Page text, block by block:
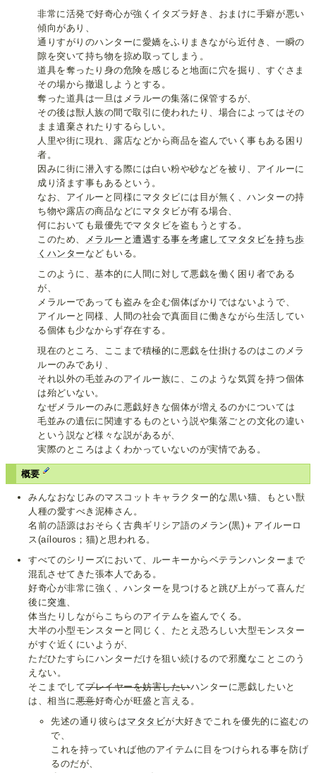
非常に活発で好奇心が強くイタズラ好き、おまけに手癖が悪い
傾向があり、
通りすがりのハンターに愛嬌をふりまきながら近付き、一瞬の
隙を突いて持ち物を掠め取ってしまう。
道具を奪ったり身の危険を感じると地面に穴を掘り、すぐさま
その場から撤退しようとする。
奪った道具は一旦はメラルーの集落に保管するが、
その後は獣人族の間で取引に使われたり、場合によってはその
まま遺棄されたりするらしい。
人里や街に現れ、露店などから商品を盗んでいく事もある困り
者。
因みに街に潜入する際には白い粉や砂などを被り、アイルーに
成り済ます事もあるという。
なお、アイルーと同様にマタタビには目が無く、ハンターの持
ち物や露店の商品などにマタタビが有る場合、
何においても最優先でマタタビを盗もうとする。
このため、
メラルーと遭遇する事を考慮してマタタビを持ち歩
くハンター などもいる。
このように、基本的に人間に対して悪戯を働く困り者である
が、
メラルーであっても盗みを企む個体ばかりではないようで、
アイルーと同様、人間の社会で真面目に働きながら生活してい
る個体も少なからず存在する。
現在のところ、ここまで積極的に悪戯を仕掛けるのはこのメラ
ルーのみであり、
それ以外の毛並みのアイルー族に、このような気質を持つ個体
は殆どいない。
なぜメラルーのみに悪戯好きな個体が増えるのかについては
毛並みの遺伝に関連するものという説や集落ごとの文化の違い
という説など様々な説があるが、
実際のところはよくわかっていないのが実情である。
概要
みんなおなじみのマスコットキャラクター的な黒い猫、もとい獣
人種の愛すべき泥棒さん。
名前の語源はおそらく古典ギリシア語のメラン(黒)＋アイルーロ
ス(aílouros；猫)と思われる。
すべてのシリーズにおいて、ルーキーからベテランハンターまで
混乱させてきた張本人である。
好奇心が非常に強く、ハンターを見つけると跳び上がって喜んだ
後に 突進
体当たりしながらこちらのアイテムを盗んでくる。
大半の小型モンスターと同じく、たとえ恐ろしい大型モンスター
がすぐ近くにいようが、
ただひたすらにハンターだけを狙い続けるので邪魔なことこのう
えない。
そこまでしてプレイヤーを妨害したいハンターに悪戯したいと
は、相当に悪意好奇心が旺盛と言える。
先述の通り彼らはマタタビが大好きでこれを優先的に盗むの
で、
これを持っていれば他のアイテムに目をつけられる事を防げ
るのだが、